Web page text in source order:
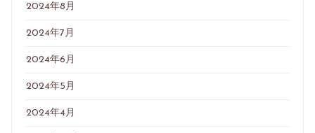
2024年8月
2024年7月
2024年6月
2024年5月
2024年4月